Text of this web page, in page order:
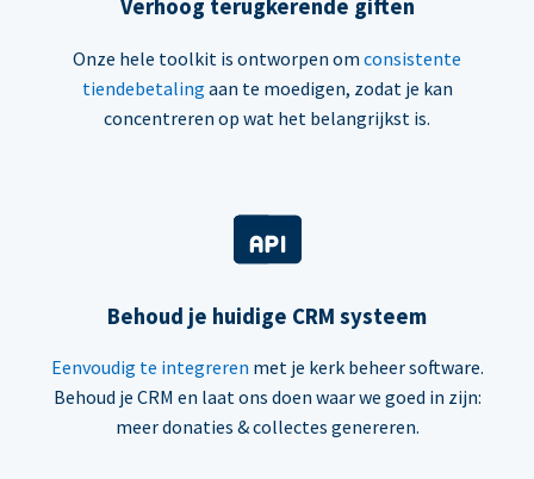
Verhoog terugkerende giften
Onze hele toolkit is ontworpen om consistente
tiendebetaling aan te moedigen, zodat je kan
concentreren op wat het belangrijkst is.
Behoud je huidige CRM systeem
Eenvoudig te integreren met je kerk beheer software.
Behoud je CRM en laat ons doen waar we goed in zijn:
meer donaties & collectes genereren.